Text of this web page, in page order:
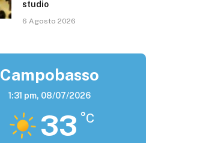
studio
6 Agosto 2026
Campobasso
1:31 pm, 08/07/2026
33 °C